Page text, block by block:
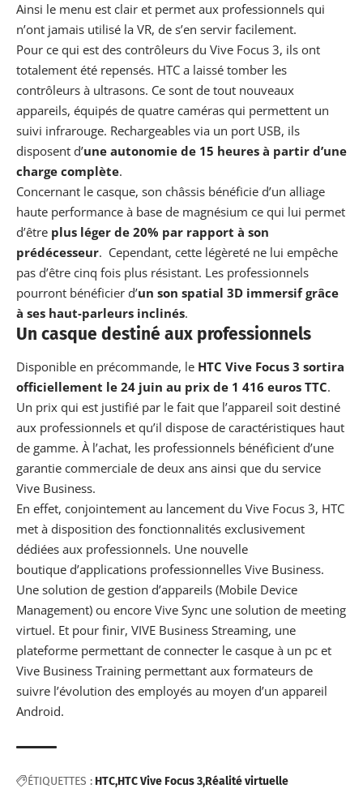
Ainsi le menu est clair et permet aux professionnels qui
n’ont jamais utilisé la VR, de s’en servir facilement.
Pour ce qui est des contrôleurs du Vive Focus 3, ils ont
totalement été repensés. HTC a laissé tomber les
contrôleurs à ultrasons. Ce sont de tout nouveaux
appareils, équipés de quatre caméras qui permettent un
suivi infrarouge. Rechargeables via un port USB, ils
disposent d’une autonomie de 15 heures à partir d’une
charge complète.
Concernant le casque, son châssis bénéficie d’un alliage
haute performance à base de magnésium ce qui lui permet
d’être plus léger de 20% par rapport à son
prédécesseur. Cependant, cette légèreté ne lui empêche
pas d’être cinq fois plus résistant. Les professionnels
pourront bénéficier d’un son spatial 3D immersif grâce
à ses haut-parleurs inclinés.
Un casque destiné aux professionnels
Disponible en précommande, le HTC Vive Focus 3 sortira
officiellement le 24 juin au prix de 1 416 euros TTC.
Un prix qui est justifié par le fait que l’appareil soit destiné
aux professionnels et qu’il dispose de caractéristiques haut
de gamme. À l’achat, les professionnels bénéficient d’une
garantie commerciale de deux ans ainsi que du service
Vive Business.
En effet, conjointement au lancement du Vive Focus 3, HTC
met à disposition des fonctionnalités exclusivement
dédiées aux professionnels. Une nouvelle
boutique d’applications professionnelles Vive Business.
Une solution de gestion d’appareils (Mobile Device
Management) ou encore Vive Sync une solution de meeting
virtuel. Et pour finir, VIVE Business Streaming, une
plateforme permettant de connecter le casque à un pc et
Vive Business Training permettant aux formateurs de
suivre l’évolution des employés au moyen d’un appareil
Android.
ÉTIQUETTES : HTC HTC Vive Focus 3 Réalité virtuelle